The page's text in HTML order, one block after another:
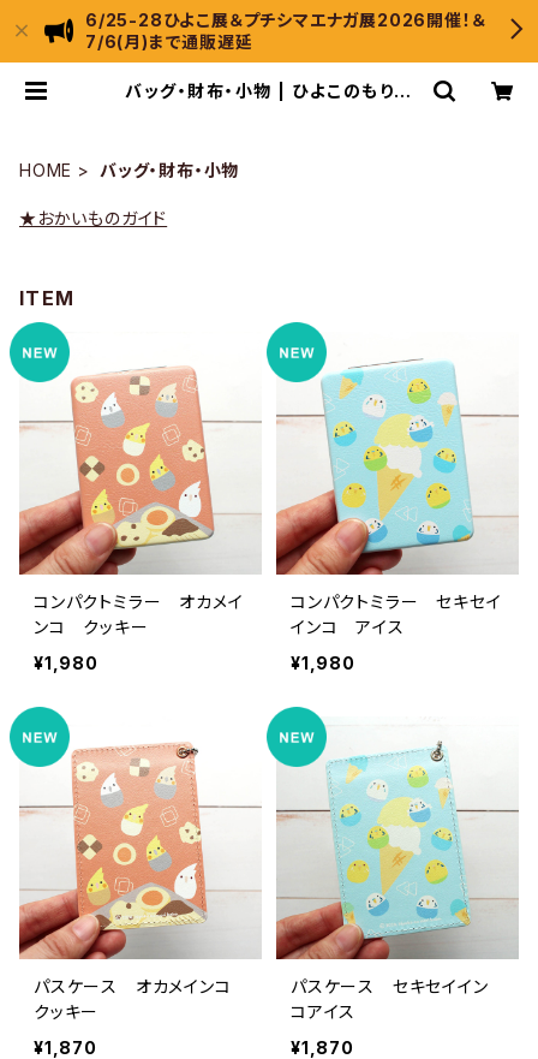
6/25-28ひよこ展＆プチシマエナガ展2026開催！＆
7/6(月)まで通販遅延
バッグ・財布・小物 | ひよこのもり工
HOME バッグ・財布・小物
★おかいものガイド
ITEM
コンパクトミラー オカメイ
ンコ クッキー
¥1,980
コンパクトミラー セキセイ
インコ アイス
¥1,980
パスケース オカメインコ
クッキー
¥1,870
パスケース セキセイイン
コアイス
¥1,870